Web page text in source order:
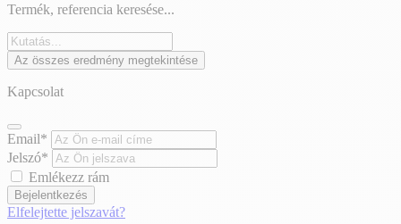
Termék, referencia keresése...
Az összes eredmény megtekintése
Kapcsolat
Email*
Jelszó*
Emlékezz rám
Bejelentkezés
Elfelejtette jelszavát?